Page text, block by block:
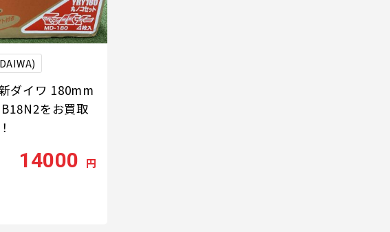
ダイワ 180mm
をお買取
14000 円